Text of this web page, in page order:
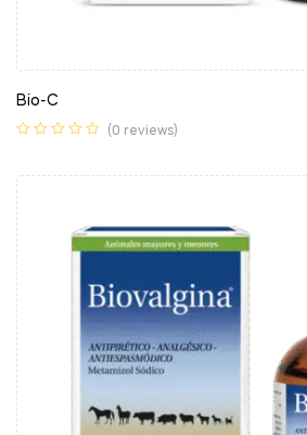
Bio-C
(0 reviews)